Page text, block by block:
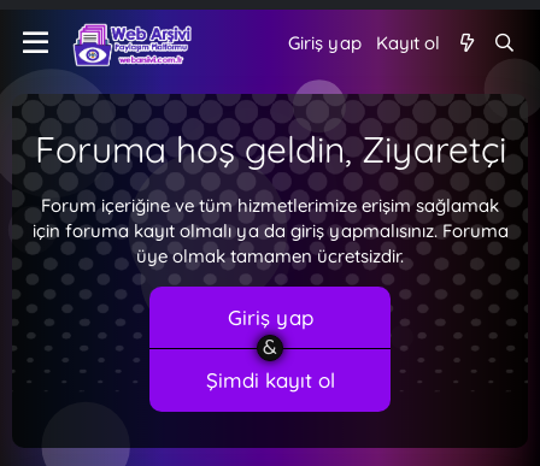
Giriş yap Kayıt ol
Foruma hoş geldin, Ziyaretçi
Forum içeriğine ve tüm hizmetlerimize erişim sağlamak
için foruma kayıt olmalı ya da giriş yapmalısınız. Foruma
üye olmak tamamen ücretsizdir.
Giriş yap
Şimdi kayıt ol